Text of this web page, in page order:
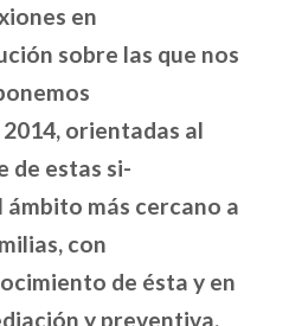
en
sobre las que nos
orientadas al
de estas si-
ámbito más cercano a
con
de ésta y en
y preventiva.